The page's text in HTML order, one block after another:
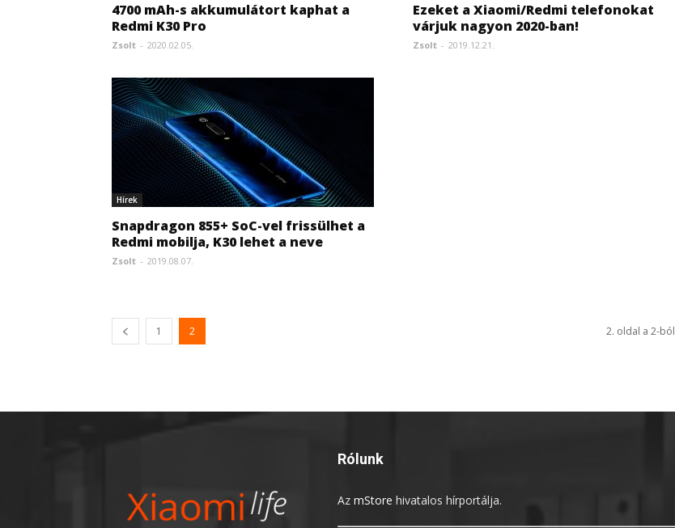
4700 mAh-s akkumulátort kaphat a
Redmi K30 Pro
Zsolt - 2020.02.05.
Ezeket a Xiaomi/Redmi telefonokat
várjuk nagyon 2020-ban!
Zsolt - 2019.12.21.
Hírek
Snapdragon 855+ SoC-vel frissülhet a
Redmi mobilja, K30 lehet a neve
Zsolt - 2019.08.07.
1 2 2. oldal a 2-ból
Rólunk
Az mStore hivatalos hírportálja.